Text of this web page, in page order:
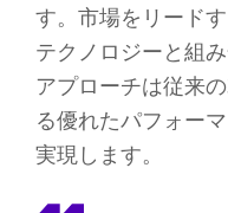
す。市場をリード
テクノロジーと組
アプローチは従来
る優れたパフォー
実現します。